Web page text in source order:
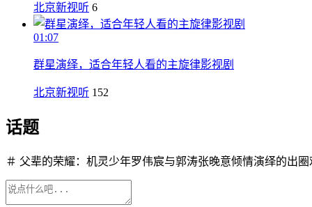
北京新视听 6
01:07
群星演绎，适合年轻人看的主旋律影视剧
北京新视听 152
话题
＃ 父辈的荣耀：机灵少年罗伟宸与郭涛张晚意倾情演绎的出圈